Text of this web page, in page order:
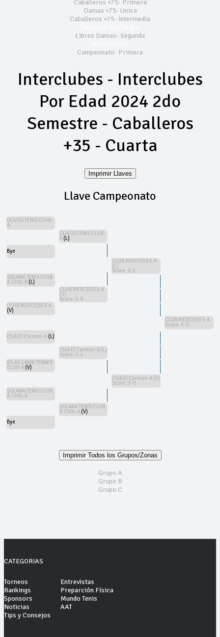
Caballeros +75- Primera
Damas +75- Unica
Caballeros +75- Intermedia
Libres Damas- Segunda
Campeonato- Primera
Interclubes - Interclubes
Por Edad 2024 2do
Semestre - Caballeros
+35 - Cuarta
Imprimir Llaves
Llave Campeonato
OLIVOS TENIS CLUB-
A
Bye
SOLANA TENIS CLUB
A.CIVIL-B (L)
CLUB MERCEDES-A
(V)
Club El Carmen-A (L)
BS.AS.LAWN TENNIS
CLUB-A (V)
SOLANA TENIS CLUB
A.CIVIL-A
Bye
OLIVOS TENIS CLUB-
A (L)
CLUB MERCEDES-A
(V)
Score: 3-0
Club El Carmen-A (L)
Score: 2-1
SOLANA TENIS CLUB
A.CIVIL-A (V)
CLUB MERCEDES-A
(L)
Score: 2-1
Club El Carmen-A (V)
Score: 3-0
CLUB MERCEDES-A
Score: 3-0
Imprimir Todos los Grupos/Zonas
Grupo A
Grupo B
Grupo C
CATEGORIAS
Torneos
Rankings
Sponsors
Noticias
Tips y Consejos
Entrevistas
Preparción Física
Mundo Tenis
AAT